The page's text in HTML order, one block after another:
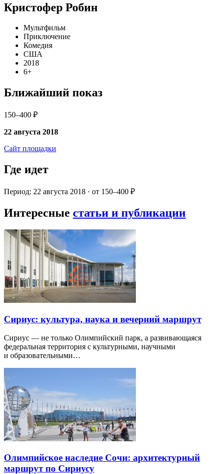
Кристофер Робин
Мультфильм
Приключение
Комедия
США
2018
6+
Ближайший показ
150–400 ₽
22 августа 2018
Сайт площадки
Где идет
Период: 22 августа 2018 · от 150–400 ₽
Интересные статьи и публикации
Сириус: культура, наука и вечерний маршрут
Сириус — не только Олимпийский парк, а развивающаяся
федеральная территория с культурными, научными
и образовательными…
Олимпийское наследие Сочи: архитектурный
маршрут по Сириусу